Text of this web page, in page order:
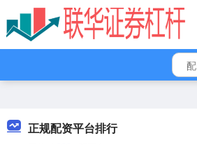
正规配资平台排行